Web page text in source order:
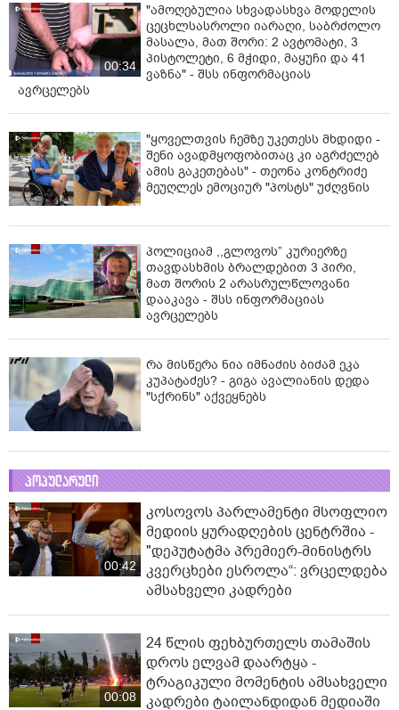
00:34
"ამოღებულია სხვადასხვა მოდელის
ცეცხლსასროლი იარაღი, საბრძოლო
მასალა, მათ შორი: 2 ავტომატი, 3
პისტოლეტი, 6 მჭიდი, მაყუჩი და 41
ვაზნა" - შსს ინფორმაციას
ავრცელებს
"ყოველთვის ჩემზე უკეთესს მხდიდი -
შენი ავადმყოფობითაც კი აგრძელებ
ამის გაკეთებას" - თეონა კონტრიძე
მეუღლეს ემოციურ "პოსტს" უძღვნის
პოლიციამ ,,გლოვოს” კურიერზე
თავდასხმის ბრალდებით 3 პირი,
მათ შორის 2 არასრულწლოვანი
დააკავა - შსს ინფორმაციას
ავრცელებს
რა მისწერა ნია იმნაძის ბიძამ ეკა
კუპატაძეს? - გიგა ავალიანის დედა
"სქრინს" აქვეყნებს
პოპულარული
00:42
კოსოვოს პარლამენტი მსოფლიო
მედიის ყურადღების ცენტრშია -
"დეპუტატმა პრემიერ-მინისტრს
კვერცხები ესროლა“: ვრცელდება
ამსახველი კადრები
00:08
24 წლის ფეხბურთელს თამაშის
დროს ელვამ დაარტყა -
ტრაგიკული მომენტის ამსახველი
კადრები ტაილანდიდან მედიაში